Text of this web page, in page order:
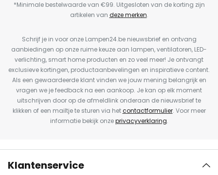
*Minimale bestelwaarde van €99. Uitgesloten van de korting zijn
artikelen van deze merken.
Schrijf je in voor onze Lampen24.be nieuwsbrief en ontvang
aanbiedingen op onze ruime keuze aan lampen, ventilatoren, LED-
verlichting, smart home producten en zo veel meer! Je ontvangt
exclusieve kortingen, productaanbevelingen en inspiratieve content.
Als een gewaardeerde klant vinden we jouw mening belangrijk en
vragen we je feedback na een aankoop. Je kan op elk moment
uitschrijven door op de afmeldlink onderaan de nieuwsbrief te
klikken of een mailtje te sturen via hetcontactformulier. Voor meer
informatie bekijk onzeprivacyverklaring.
Klantenservice